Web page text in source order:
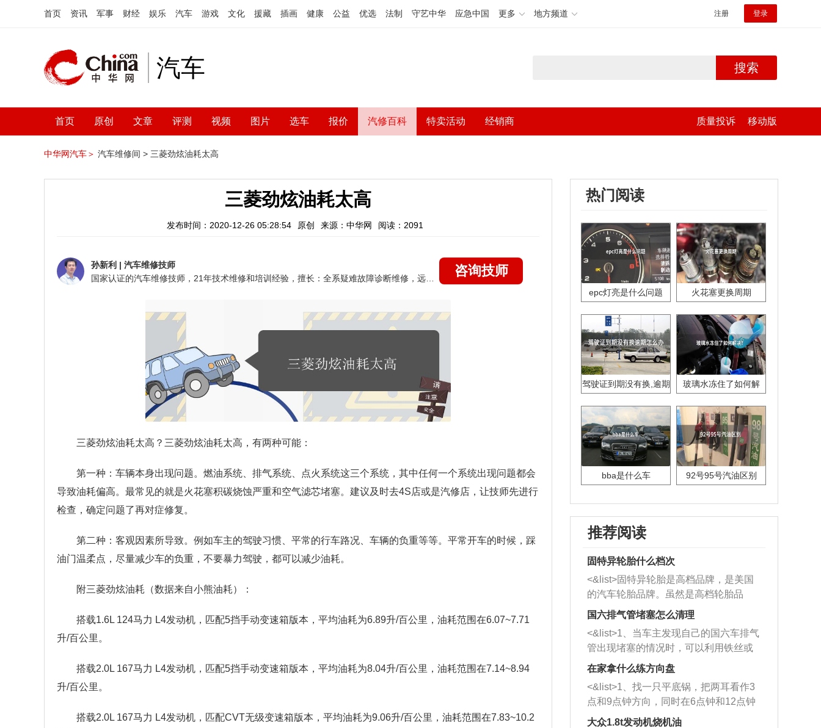
首页 资讯 军事 财经 娱乐 汽车 游戏 文化 援藏 插画 健康 公益 优选 法制 守艺中华 应急中国 更多 地方频道 注册 登录
汽车 搜索
首页 原创 文章 评测 视频 图片 选车 报价 汽修百科 特卖活动 经销商 质量投诉 移动版
中华网汽车＞ 汽车维修间 > 三菱劲炫油耗太高
三菱劲炫油耗太高
发布时间：2020-12-26 05:28:54 原创 来源：中华网 阅读：2091
孙新利 | 汽车维修技师
咨询技师
三菱劲炫油耗太高？ 三菱劲炫油耗太高，有两种可能：
第一种：车辆本身出现问题。燃油系统、排气系统、点火系统这三个系统，其中任何一个系统出现问题都会
导致油耗偏高。最常见的就是火花塞积碳烧蚀严重和空气滤芯堵塞。建议及时去4S店或是汽修店，让技师先进行
检查，确定问题了再对症修复。
第二种：客观因素所导致。例如车主的驾驶习惯、平常的行车路况、车辆的负重等等。平常开车的时候，踩
油门温柔点，尽量减少车的负重，不要暴力驾驶，都可以减少油耗。
附三菱劲炫油耗（数据来自小熊油耗）：
搭载1.6L 124马力 L4发动机，匹配5挡手动变速箱版本，平均油耗为6.89升/百公里，油耗范围在6.07~7.71
升/百公里。
搭载2.0L 167马力 L4发动机，匹配5挡手动变速箱版本，平均油耗为8.04升/百公里，油耗范围在7.14~8.94
升/百公里。
搭载2.0L 167马力 L4发动机，匹配CVT无级变速箱版本，平均油耗为9.06升/百公里，油耗范围在7.83~10.2
热门阅读
epc灯亮是什么问题 火花塞更换周期
驾驶证到期没有换,逾期
玻璃水冻住了如何解
bba是什么车 92号95号汽油区别
推荐阅读
固特异轮胎什么档次
<&list>固特异轮胎是高档品牌，是美国
的汽车轮胎品牌。虽然是高档轮胎品
牌，但是中高低端的轮胎都有生产，这
也是为了更好的开拓市场。
国六排气管堵塞怎么清理
<&list>1、当车主发现自己的国六车排气
管出现堵塞的情况时，可以利用铁丝或
者是细棍，直接将杂物给取出来，如果
堵塞情况比较严重，也可以采取应急措
施。 <&list>2、直接利用木棍将所有的
杂物推到排气管里面的位置处，然后将
三元催化器拆解开，就可以将堵塞的东
在家拿什么练方向盘
<&list>1、找一只平底锅，把两耳看作3
点和9点钟方向，同时在6点钟和12点钟
方向做一个标记。 <&list>2、双手握住
大众1.8t发动机烧机油